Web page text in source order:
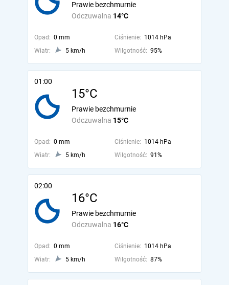
Odczuwalna 14°C
Prawie bezchmurnie
Opad: 0 mm Ciśnienie: 1014 hPa
Wiatr:
5 km/h Wilgotność: 95%
01:00
15°C
Odczuwalna 15°C
Prawie bezchmurnie
Opad: 0 mm Ciśnienie: 1014 hPa
Wiatr:
5 km/h Wilgotność: 91%
02:00
16°C
Odczuwalna 16°C
Prawie bezchmurnie
Opad: 0 mm Ciśnienie: 1014 hPa
Wiatr:
5 km/h Wilgotność: 87%